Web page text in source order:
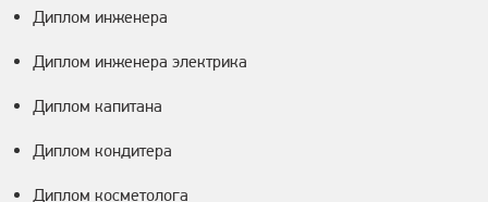
Диплом инженера
Диплом инженера электрика
Диплом капитана
Диплом кондитера
Диплом косметолога